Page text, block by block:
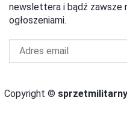
newslettera i bądź zawsze
ogłoszeniami.
Adres
email
Copyright ©